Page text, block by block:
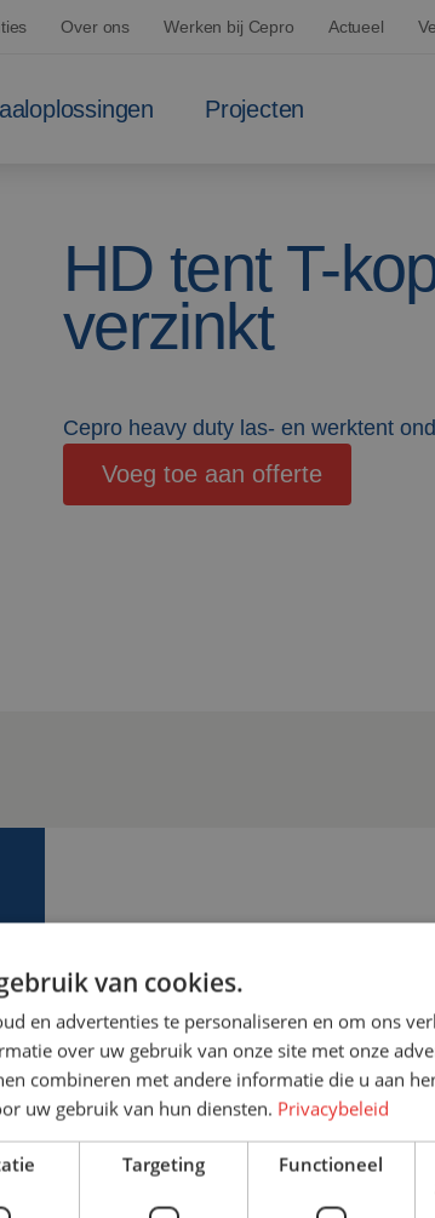
Over ons Werken bij Cepro Actueel
Projecten
HD tent T-
verzinkt
Cepro heavy duty las- en werktent
Voeg toe aan offerte
We helpen je graag verder! We
mogelijkheden en kunnen je
zien. Ga voor veiligheid van
+31 (0)161 22 64 72
Bespreek de
van cookies.
en advertenties te personaliseren en om ons
over uw gebruik van onze site met onze
combineren met andere informatie die u aan
uw gebruik van hun diensten. Privacybeleid
Targeting Functioneel